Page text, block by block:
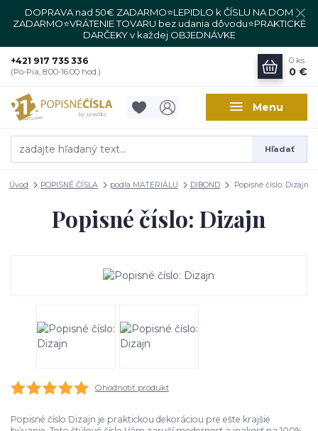
DOPRAVA nad 50€ ZADARMO⭐LEPIDLO k ČÍSLU NA DOM
ZADARMO⭐VRÁTENIE TOVARU bez udania dôvodu⭐PRAKTICKÉ
DARČEKY v každej OBJEDNÁVKE
Menu
Hľadať
+421 917 735 336
(Po-Pia, 8:00-16:00 hod.)
0 ks
0 €
Úvod POPISNÉ ČÍSLA podľa MATERIÁLU DIBOND Popisné číslo: Dizajn
Popisné číslo: Dizajn
Ohodnotiť produkt
Popisné číslo Dizajn je praktickou dekoráciou pre ešte krajšie